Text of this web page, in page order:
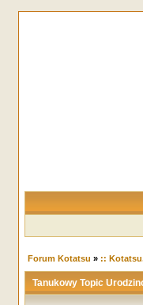
Forum Kotatsu » ::
Tanukowy Topic